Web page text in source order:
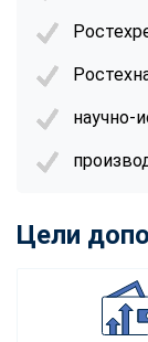
научно-
Цели